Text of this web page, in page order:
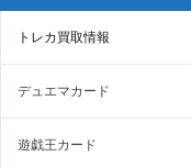
トレカ買取情報
デュエマカード
遊戯王カード